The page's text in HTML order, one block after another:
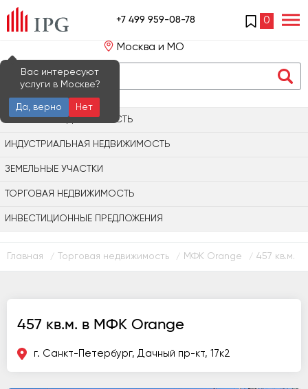
+7 499 959-08-78 0
Москва и МО
Вас интересуют
услуги в Москве?
Да, верно
Нет
ОФИСНАЯ НЕДВИЖИМОСТЬ
ИНДУСТРИАЛЬНАЯ НЕДВИЖИМОСТЬ
ЗЕМЕЛЬНЫЕ УЧАСТКИ
ТОРГОВАЯ НЕДВИЖИМОСТЬ
ИНВЕСТИЦИОННЫЕ ПРЕДЛОЖЕНИЯ
Главная / Торговая недвижимость / МФК Orange / 457 кв.м.
457 кв.м. в МФК Orange
г. Санкт-Петербург, Дачный пр-кт, 17к2